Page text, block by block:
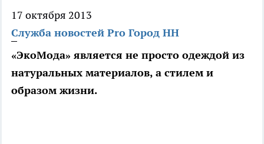
17 октября 2013
Служба новостей Pro Город НН
«ЭкоМода» является не просто одеждой из
натуральных материалов, а стилем и
образом жизни.